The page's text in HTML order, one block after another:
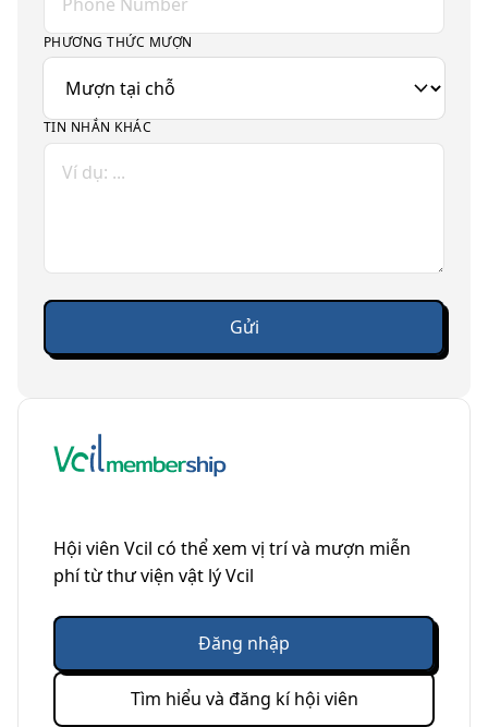
PHƯƠNG THỨC MƯỢN
TIN NHẮN KHÁC
Hội viên Vcil có thể xem vị trí và mượn miễn
phí từ thư viện vật lý Vcil
Đăng nhập
Tìm hiểu và đăng kí hội viên